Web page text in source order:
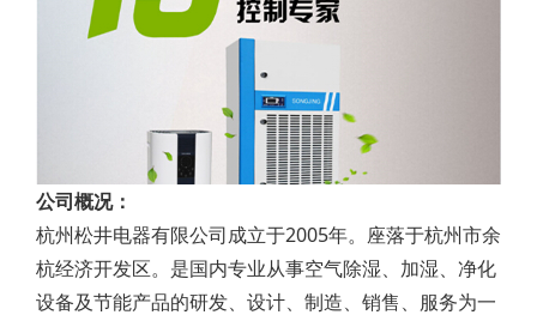
公司概况：
杭州松井电器有限公司成立于2005年。座落于杭州市余
杭经济开发区。是国内专业从事空气除湿、加湿、净化
设备及节能产品的研发、设计、制造、销售、服务为一